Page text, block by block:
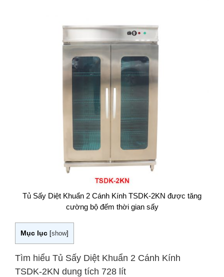
Tủ Sấy Diệt Khuẩn 2 Cánh Kính TSDK-2KN được tăng
cường bộ đếm thời gian sấy
Mục lục [show]
Tìm hiểu Tủ Sấy Diệt Khuẩn 2 Cánh Kính
TSDK-2KN dung tích 728 lít